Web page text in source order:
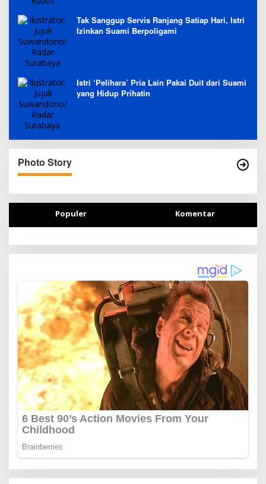
Tak Sanggup Servis Ranjang Satiap Hari, Istri
Izinkan Suami Berpoligami
Istri ‘Pelihara’ Pria Lain Pakai Duit dari Suami
yang Hidup Prihatin
Photo Story
Populer Komentar